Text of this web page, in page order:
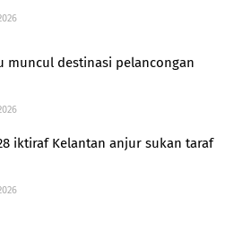
muncul destinasi pelancongan
iktiraf Kelantan anjur sukan taraf